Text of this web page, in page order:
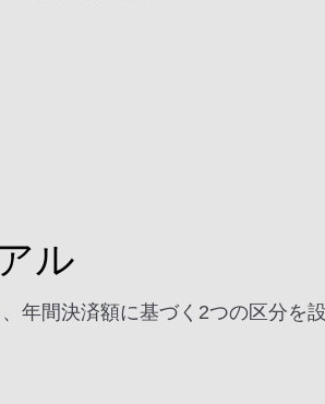
ル
年間決済額に基づく2つの区分を